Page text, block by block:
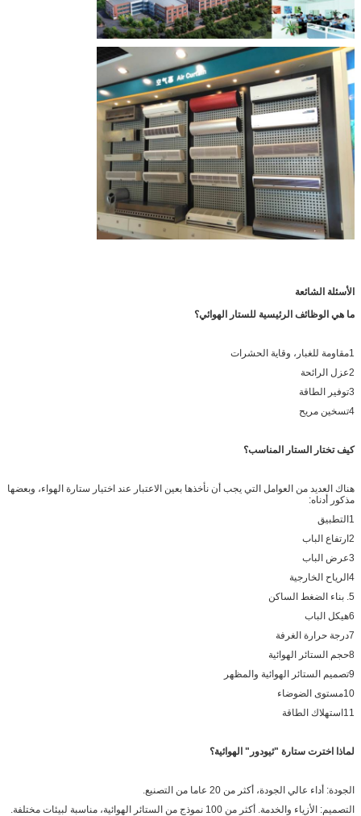
الأسئلة الشائعة
ما هي الوظائف الرئيسية للستار الهوائي؟
1مقاومة للغبار، وقاية الحشرات
2عزل الرائحة
3توفير الطاقة
4تسخين مريح
كيف تختار الستار المناسب؟
هناك العديد من العوامل التي يجب أن نأخذها بعين الاعتبار عند اختيار ستارة الهواء، وبعضها
مذكور أدناه:
1التطبيق
2ارتفاع الباب
3عرض الباب
4الرياح الخارجية
5. بناء الضغط الساكن
6هيكل الباب
7درجة حرارة الغرفة
8حجم الستائر الهوائية
9تصميم الستائر الهوائية والمظهر
10مستوى الضوضاء
11استهلاك الطاقة
لماذا اخترت ستارة "ثيودور" الهوائية؟
الجودة: أداء عالي الجودة، أكثر من 20 عاما من التصنيع.
التصميم: الأزياء والخدمة. أكثر من 100 نموذج من الستائر الهوائية، مناسبة لبيئات مختلفة.